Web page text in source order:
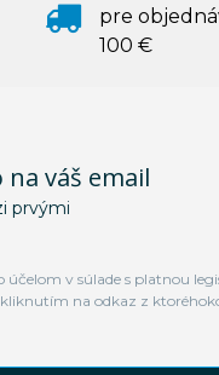
pre
100 €
váš email
prvými
účelom v súlade s platnou
na odkaz z